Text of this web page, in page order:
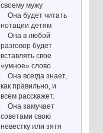
своему мужу
Она будет читать
нотации детям
Она в любой
разговор будет
вставлять свое
«умное» слово
Она всегда знает,
как правильно, и
всем расскажет.
Она замучает
советами свою
невестку или зятя